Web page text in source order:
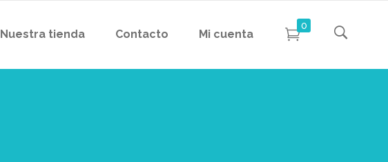
Nuestra tienda Contacto Mi cuenta
0